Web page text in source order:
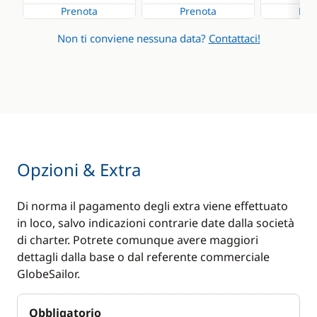
Prenota Prenota
Non ti conviene nessuna data? Contattaci!
Opzioni & Extra
Di norma il pagamento degli extra viene effettuato
in loco, salvo indicazioni contrarie date dalla società
di charter. Potrete comunque avere maggiori
dettagli dalla base o dal referente commerciale
GlobeSailor.
Obbligatorio